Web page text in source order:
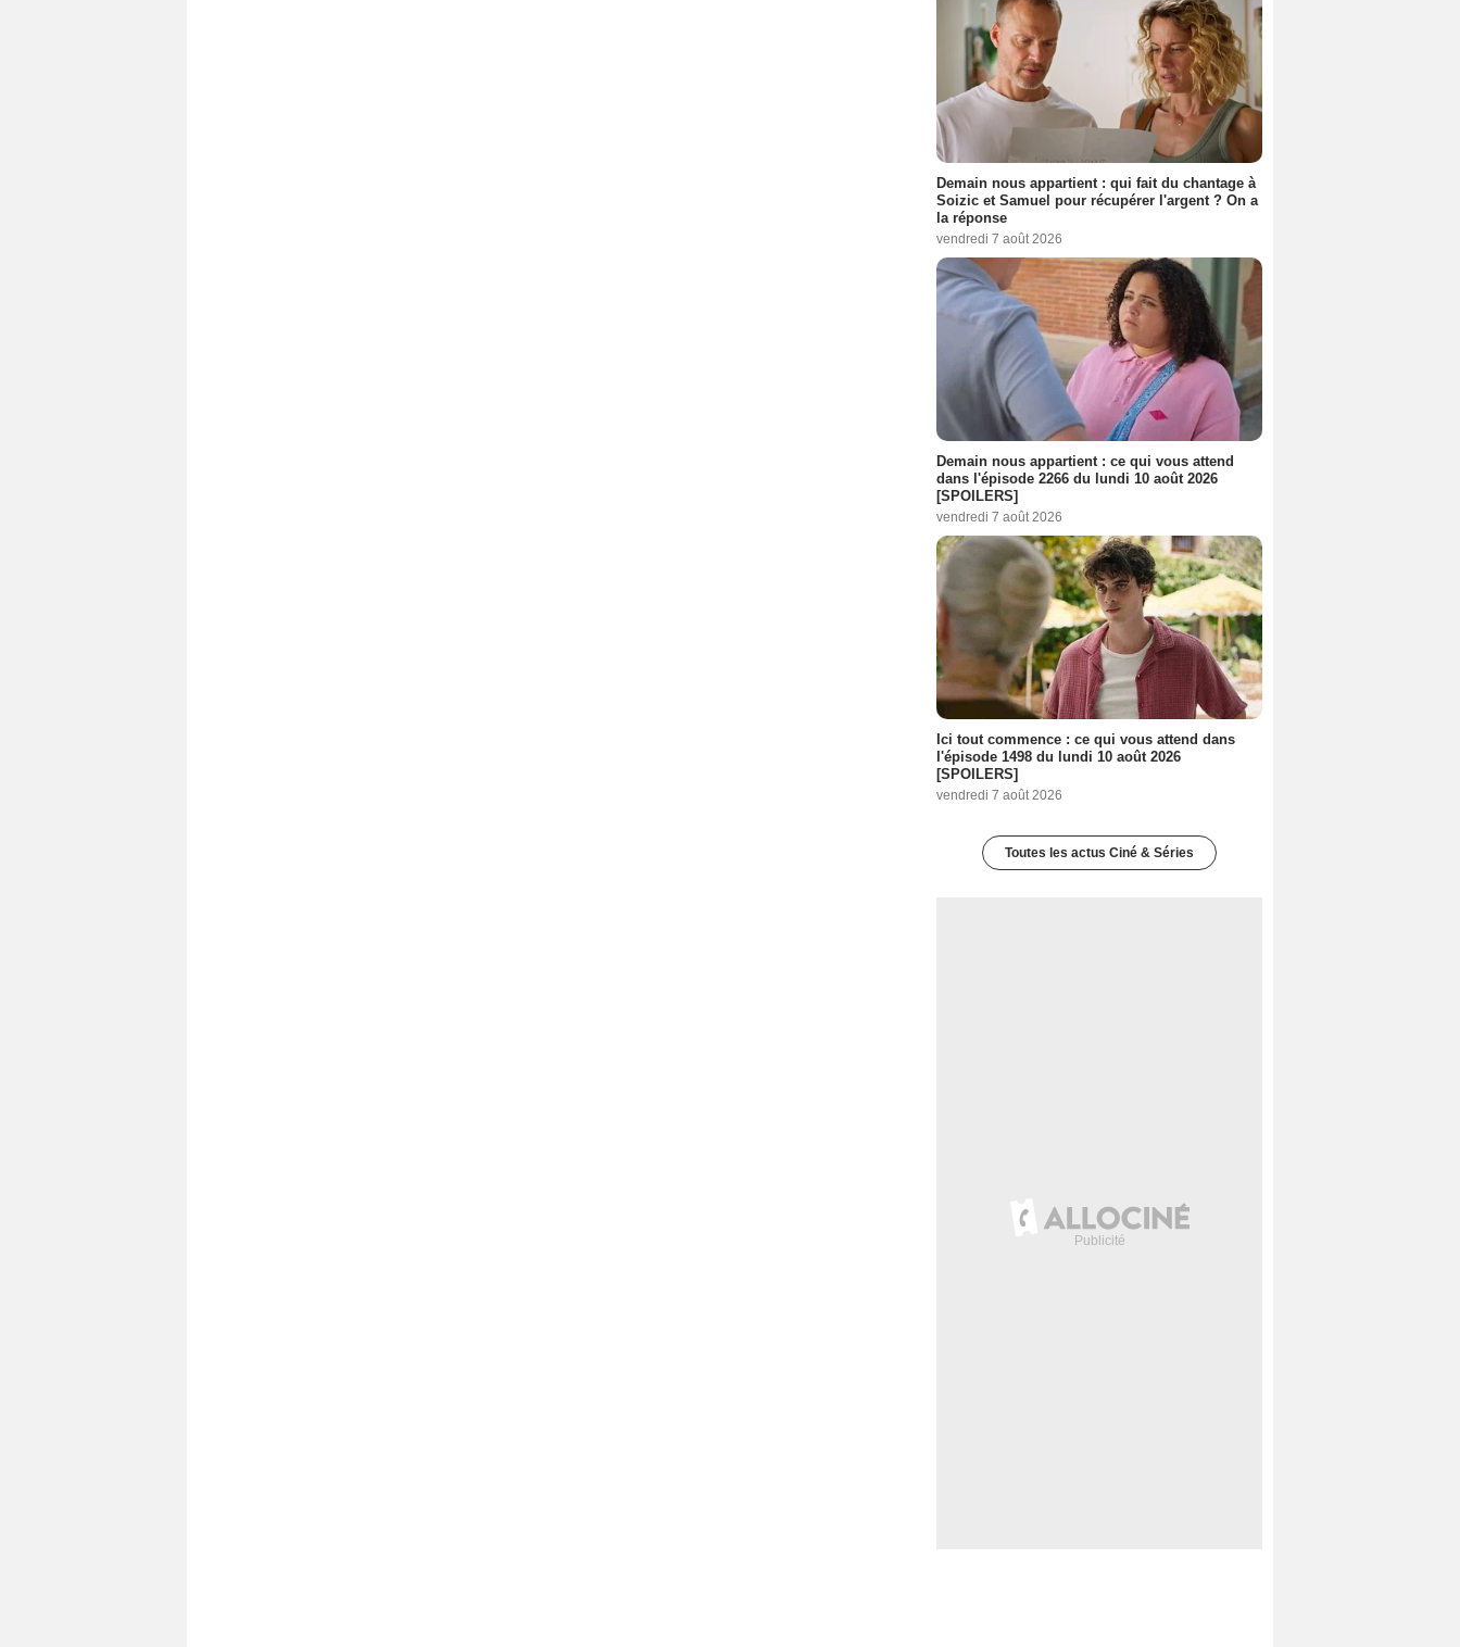
Demain nous appartient : qui fait du chantage à
Soizic et Samuel pour récupérer l'argent ? On a
la réponse
vendredi 7 août 2026
Demain nous appartient : ce qui vous attend
dans l'épisode 2266 du lundi 10 août 2026
[SPOILERS]
vendredi 7 août 2026
Ici tout commence : ce qui vous attend dans
l'épisode 1498 du lundi 10 août 2026
[SPOILERS]
vendredi 7 août 2026
Toutes les actus Ciné & Séries